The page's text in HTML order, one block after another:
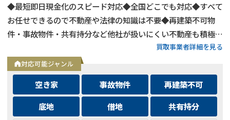
◆最短即日現金化のスピード対応◆全国どこでも対応◆すべて
お任せできるので不動産や法律の知識は不要◆再建築不可物
件・事故物件・共有持分など他社が扱いにくい不動産も積極買
取◆残置物・ゴミ屋敷・シロアリ被害がある物件もそのままで
買取
買取事業者詳細を見る
対応可能ジャンル
空き家 事故物件
再建築不可
底地
借地
共有持分